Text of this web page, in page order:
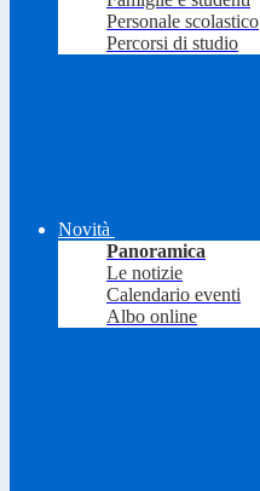
Personale scolastico
Percorsi di studio
Novità
Panoramica
Le notizie
Calendario eventi
Albo online